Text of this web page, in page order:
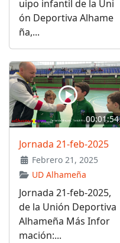
uipo infantil de la Uni
ón Deportiva Alhame
ña,...
00:01:54
Jornada 21-feb-2025
Febrero 21, 2025
UD Alhameña
Jornada 21-feb-2025,
de la Unión Deportiva
Alhameña Más Infor
mación:...